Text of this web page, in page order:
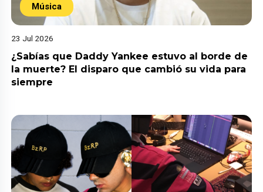
Música
23 Jul 2026
¿Sabías que Daddy Yankee estuvo al borde de
la muerte? El disparo que cambió su vida para
siempre